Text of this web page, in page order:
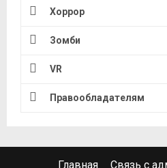
Хоррор
Зомби
VR
Правообладателям
Главная Связь с